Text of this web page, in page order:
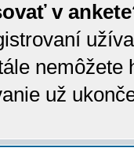
v
už